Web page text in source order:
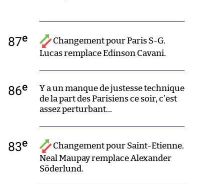
87e
Changement pour Paris S-G.
Lucas remplace Edinson Cavani.
86e
Y a un manque de justesse technique
de la part des Parisiens ce soir, c’est
assez perturbant…
83e
Changement pour Saint-Etienne.
Neal Maupay remplace Alexander
Söderlund.